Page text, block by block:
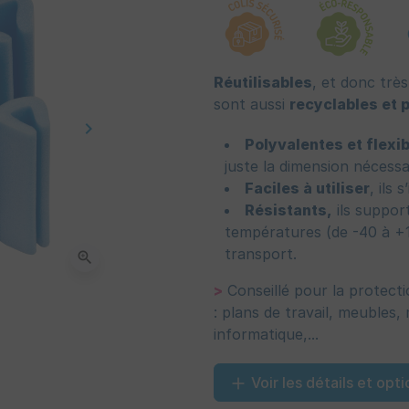
Suivant
keyboard_arrow_right
zoom_in
Réutilisables, et donc très
sont aussi recyclables et
Polyvalentes et
juste la dimension
Faciles à utiliser, ils
Résistants, ils
températures (de -40 à
transport.
> Conseillé pour la
: plans de travail,
informatique,...
Voir les détails et